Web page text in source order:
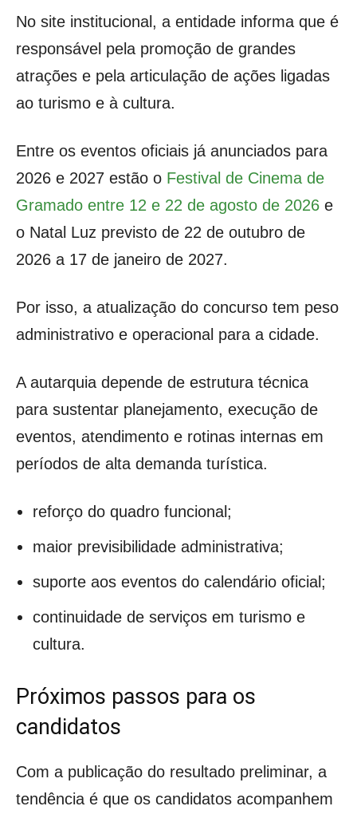
No site institucional, a entidade informa que é
responsável pela promoção de grandes
atrações e pela articulação de ações ligadas
ao turismo e à cultura.
Entre os eventos oficiais já anunciados para
2026 e 2027 estão o Festival de Cinema de
Gramado entre 12 e 22 de agosto de 2026 e
o Natal Luz previsto de 22 de outubro de
2026 a 17 de janeiro de 2027.
Por isso, a atualização do concurso tem peso
administrativo e operacional para a cidade.
A autarquia depende de estrutura técnica
para sustentar planejamento, execução de
eventos, atendimento e rotinas internas em
períodos de alta demanda turística.
reforço do quadro funcional;
maior previsibilidade administrativa;
suporte aos eventos do calendário oficial;
continuidade de serviços em turismo e
cultura.
Próximos passos para os
candidatos
Com a publicação do resultado preliminar, a
tendência é que os candidatos acompanhem